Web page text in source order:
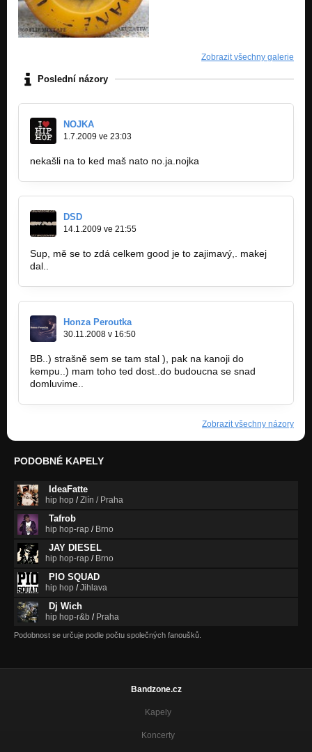
Zobrazit všechny galerie
Poslední názory
NOJKA
1.7.2009 ve 23:03
nekašli na to ked maš nato no.ja.nojka
DSD
14.1.2009 ve 21:55
Sup, mě se to zdá celkem good je to zajimavý,. makej
dal..
Honza Peroutka
30.11.2008 v 16:50
BB..) strašně sem se tam stal ), pak na kanoji do
kempu..) mam toho ted dost..do budoucna se snad
domluvime..
Zobrazit všechny názory
PODOBNÉ KAPELY
IdeaFatte
hip hop /Zlín / Praha
Tafrob
hip hop-rap / Brno
JAY DIESEL
hip hop-rap / Brno
PIO SQUAD
hip hop /Jihlava
Dj Wich
hip hop-r&b / Praha
Podobnost se určuje podle počtu společných fanoušků.
Bandzone.cz
Kapely
Koncerty